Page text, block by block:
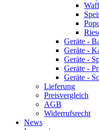
Geräte -
Geräte -
Geräte -
Geräte -
Geräte -
Lieferung
Preisvergleich
AGB
Widerrufsrecht
News